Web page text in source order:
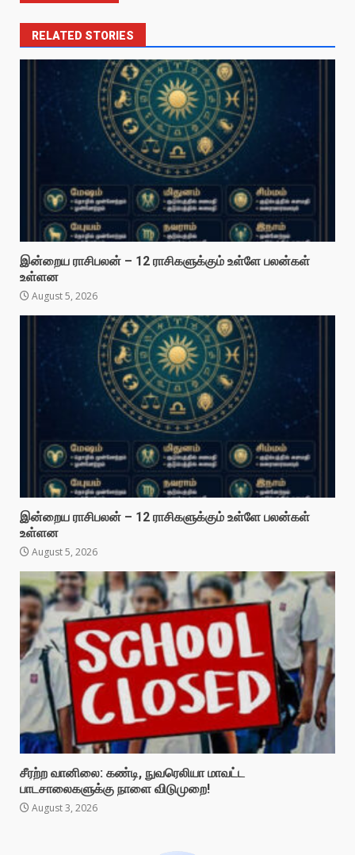
RELATED STORIES
இன்றைய ராசிபலன் – 12 ராசிகளுக்கும் உள்ளே பலன்கள்
உள்ளன
August 5, 2026
இன்றைய ராசிபலன் – 12 ராசிகளுக்கும் உள்ளே பலன்கள்
உள்ளன
August 5, 2026
சீரற்ற வானிலை: கண்டி, நுவரெலியா மாவட்ட
பாடசாலைகளுக்கு நாளை விடுமுறை!
August 3, 2026